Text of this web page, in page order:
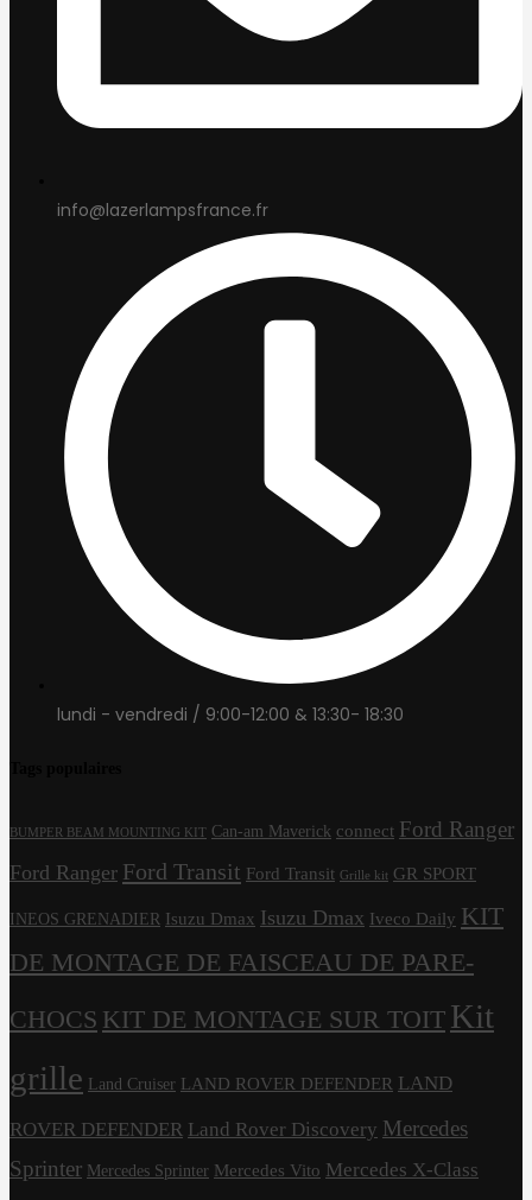
info@lazerlampsfrance.fr
lundi - vendredi / 9:00-12:00 & 13:30- 18:30
BUMPER BEAM MOUNTING KIT Can-am Maverick connect Ford Ranger
Ford Ranger Ford Transit Ford Transit Grille kit GR SPORT
INEOS GRENADIER Isuzu Dmax Isuzu Dmax Iveco Daily KIT
DE MONTAGE DE FAISCEAU DE PARE-
CHOCS KIT DE MONTAGE SUR TOIT Kit
grille Land Cruiser LAND ROVER DEFENDER LAND
ROVER DEFENDER Land Rover Discovery Mercedes
Sprinter Mercedes Sprinter Mercedes Vito Mercedes X-Class